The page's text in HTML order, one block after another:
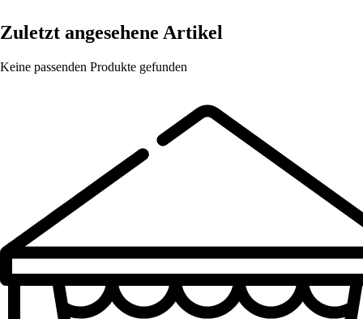
Zuletzt angesehene Artikel
Keine passenden Produkte gefunden